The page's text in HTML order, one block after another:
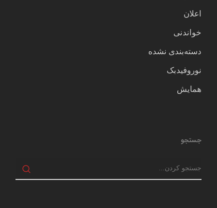
اعلان
خواندنی
دسته‌بندی نشده
نوروفیدبک
همایش
جستجو